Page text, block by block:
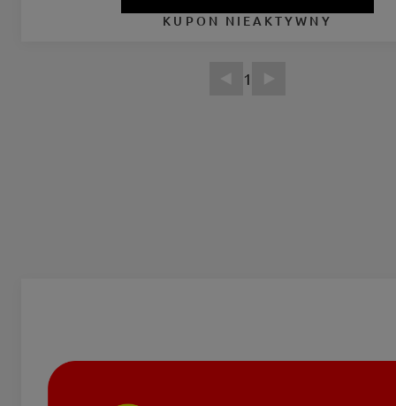
KUPON NIEAKTYWNY
1